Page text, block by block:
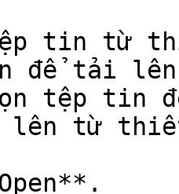
tin từ
để tải
tệp tin
từ